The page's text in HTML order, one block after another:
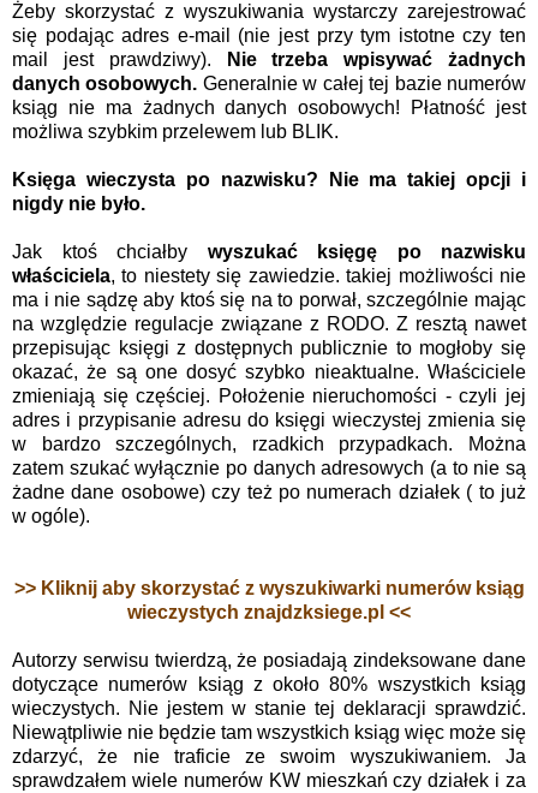
Żeby skorzystać z wyszukiwania wystarczy zarejestrować
się podając adres e-mail (nie jest przy tym istotne czy ten
mail jest prawdziwy).
Nie trzeba wpisywać żadnych
danych osobowych. Generalnie w całej tej bazie numerów
ksiąg nie ma żadnych danych osobowych! Płatność jest
możliwa szybkim przelewem lub BLIK.
Księga wieczysta po nazwisku? Nie ma takiej opcji i
nigdy nie było.
Jak ktoś chciałby wyszukać księgę po nazwisku
właściciela, to niestety się zawiedzie. takiej możliwości nie
ma i nie sądzę aby ktoś się na to porwał, szczególnie mając
na względzie regulacje związane z RODO. Z resztą nawet
przepisując księgi z dostępnych publicznie to mogłoby się
okazać, że są one dosyć szybko nieaktualne. Właściciele
zmieniają się częściej. Położenie nieruchomości - czyli jej
adres i przypisanie adresu do księgi wieczystej zmienia się
w bardzo szczególnych, rzadkich przypadkach. Można
zatem szukać wyłącznie po danych adresowych (a to nie są
żadne dane osobowe) czy też po numerach działek ( to już
w ogóle).
>> Kliknij aby skorzystać z wyszukiwarki numerów ksiąg
wieczystych znajdzksiege.pl <<
Autorzy serwisu twierdzą, że posiadają zindeksowane dane
dotyczące numerów ksiąg z około 80% wszystkich ksiąg
wieczystych. Nie jestem w stanie tej deklaracji sprawdzić.
Niewątpliwie nie będzie tam wszystkich ksiąg więc może się
zdarzyć, że nie traficie ze swoim wyszukiwaniem. Ja
sprawdzałem wiele numerów KW mieszkań czy działek i za